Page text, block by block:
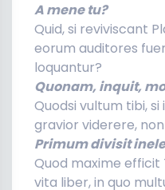
A mene tu?
Quid, si reviviscant
eorum auditores
loquantur?
Quonam, inquit,
Quodsi vultum tibi,
gravior viderere, non
Primum divisit
Quod maxime
vita liber, in quo